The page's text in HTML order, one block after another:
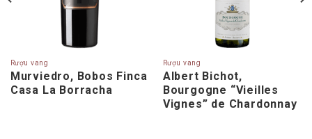
Rượu vang
Murviedro, Bobos Finca
Casa La Borracha
Rượu vang
Albert Bichot,
Bourgogne “Vieilles
Vignes” de Chardonnay